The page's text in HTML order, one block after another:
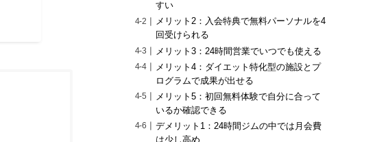
すい
メリット2：入会特典で無料パーソナルを4
回受けられる
メリット3：24時間営業でいつでも使える
メリット4：ダイエット特化型の施設とプ
ログラムで成果が出せる
メリット5：初回無料体験で自分に合って
いるか確認できる
デメリット1：24時間ジムの中では月会費
は少し高め